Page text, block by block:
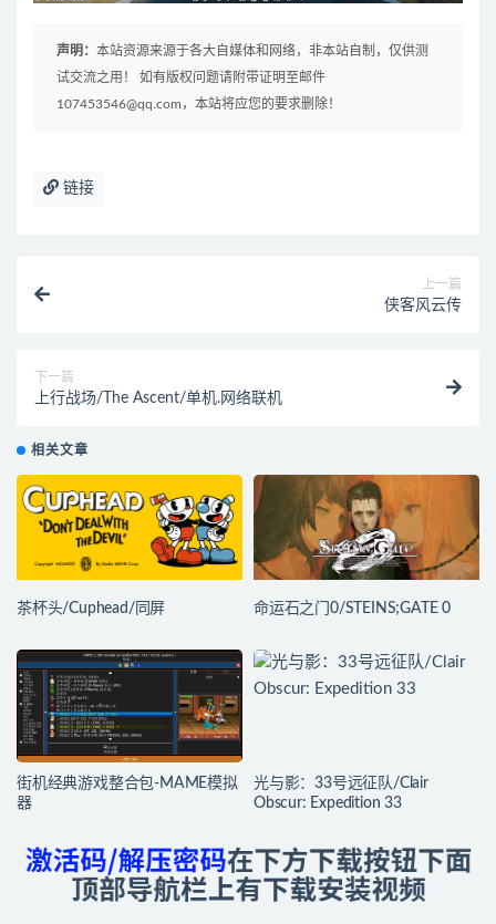
声明： 本站资源来源于各大自媒体和网络，非本站自制，仅供测
试交流之用！ 如有版权问题请附带证明至邮件
107453546@qq.com，本站将应您的要求删除！
链接
上一篇
侠客风云传
下一篇
上行战场/The Ascent/单机.网络联机
相关文章
茶杯头/Cuphead/同屏 命运石之门0/STEINS;GATE 0
街机经典游戏整合包-MAME模拟
器
光与影：33号远征队/Clair
Obscur: Expedition 33